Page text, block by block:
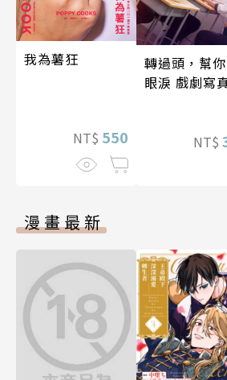
我為薯狂
NT$ 550
轉過頭，幫
眼淚 戲劇寫
NT$
漫畫最新